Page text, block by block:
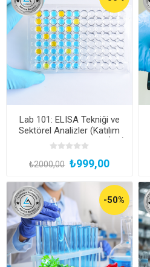
Lab 101: ELISA Tekniği ve
Sektörel Analizler (Katılım
Belgeli, Kayıttan Hemen İzle)
₺2000,00 ₺999,00
-50%